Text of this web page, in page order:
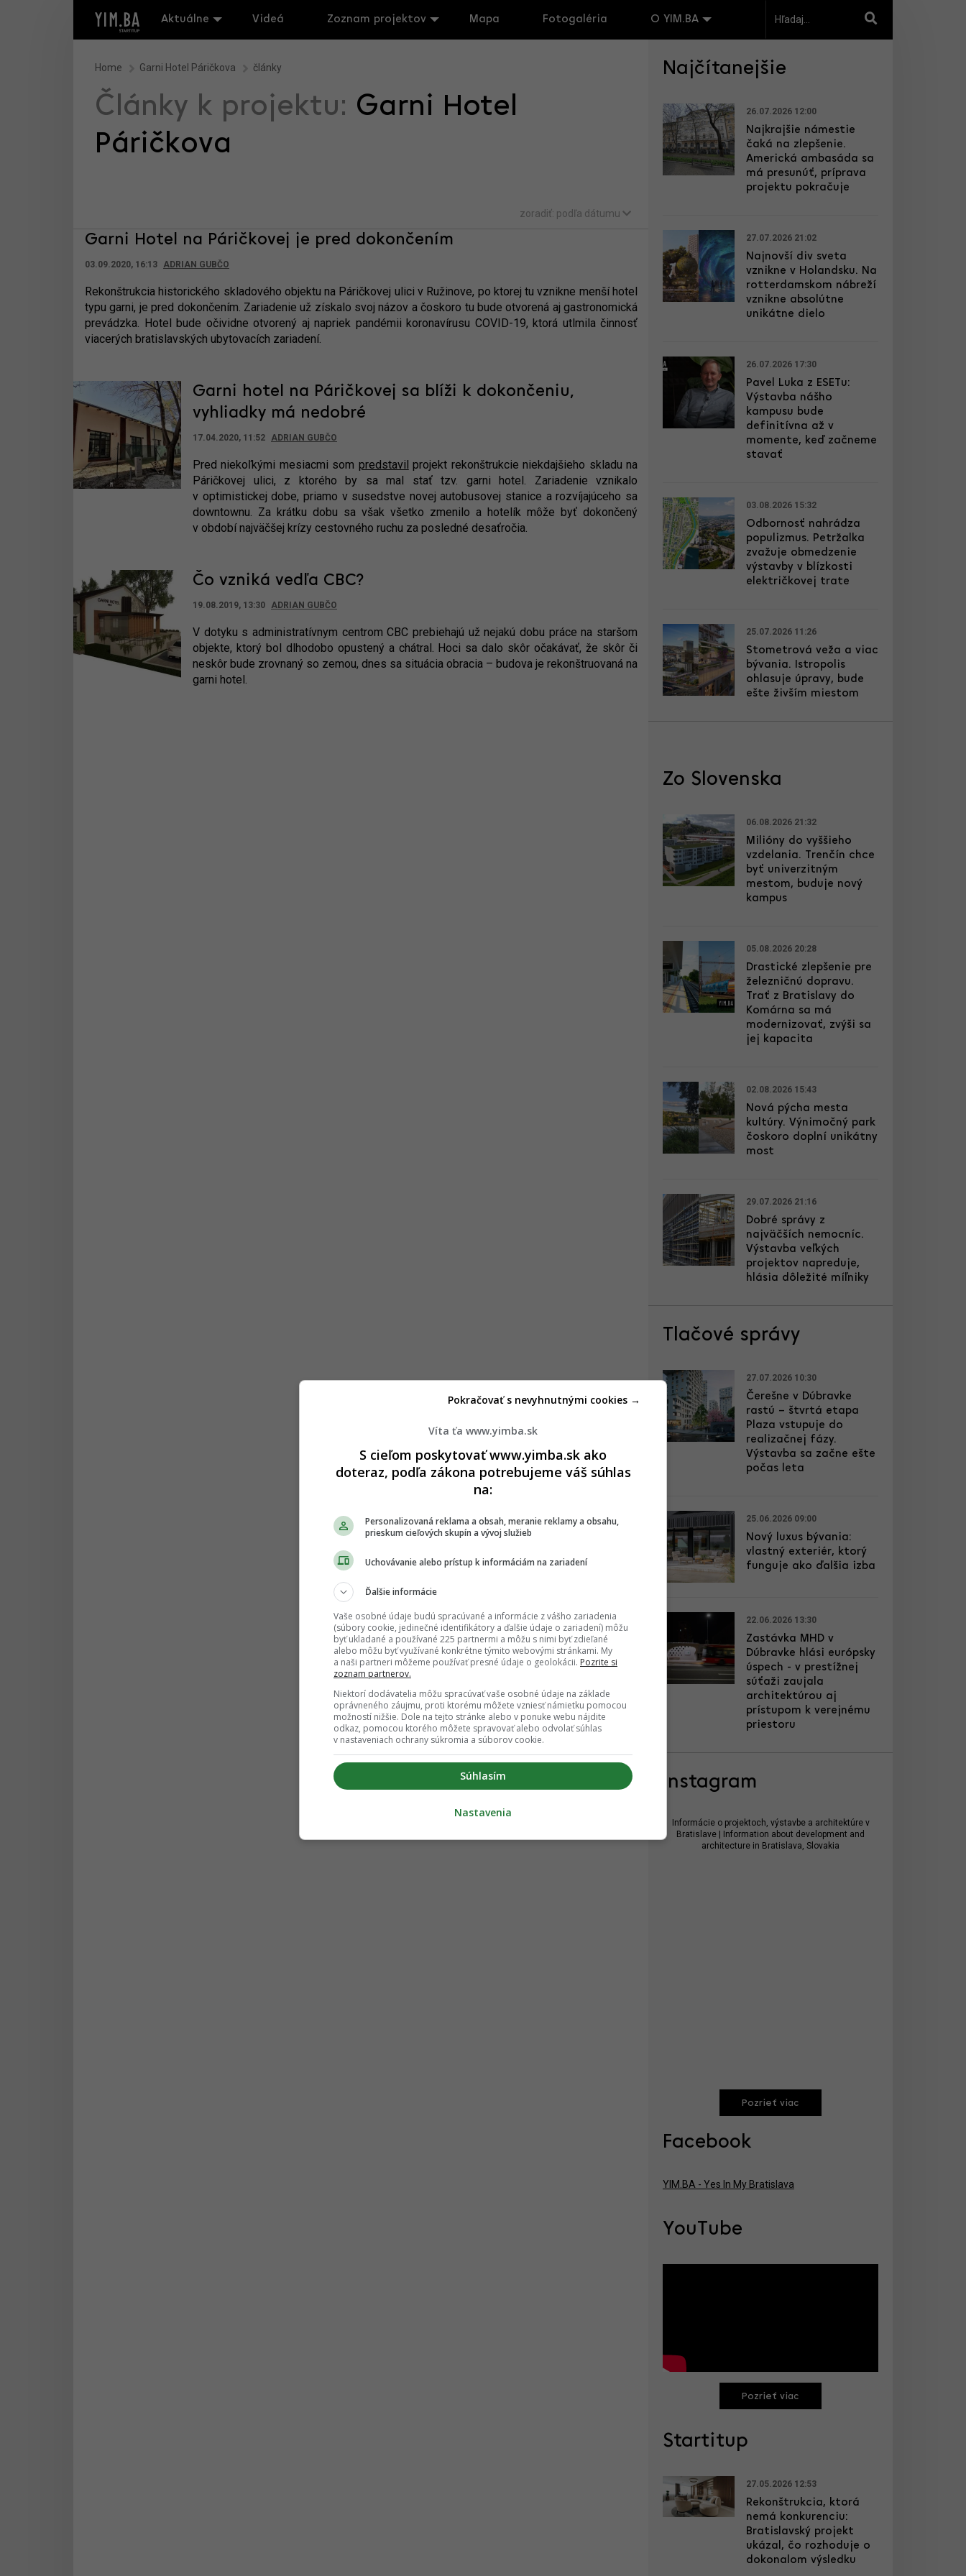
Aktuálne Videá Zoznam projektov Mapa Fotogaléria O YIM.BA
Home Garni Hotel Páričkova články
Články k projektu: Garni Hotel
Páričkova
zoradiť: podľa dátumu
Garni Hotel na Páričkovej je pred dokončením
03.09.2020, 16:13 ADRIAN GUBČO
Rekonštrukcia historického skladového objektu na Páričkovej ulici v Ružinove, po ktorej tu vznikne menší hotel
typu garni, je pred dokončením. Zariadenie už získalo svoj názov a čoskoro tu bude otvorená aj gastronomická
prevádzka. Hotel bude očividne otvorený aj napriek pandémii koronavírusu COVID-19, ktorá utlmila činnosť
viacerých bratislavských ubytovacích zariadení.
Garni hotel na Páričkovej sa blíži k dokončeniu,
vyhliadky má nedobré
17.04.2020, 11:52 ADRIAN GUBČO
Pred niekoľkými mesiacmi som predstavil projekt rekonštrukcie niekdajšieho skladu na
Páričkovej ulici, z ktorého by sa mal stať tzv. garni hotel. Zariadenie vznikalo
v optimistickej dobe, priamo v susedstve novej autobusovej stanice a rozvíjajúceho sa
downtownu. Za krátku dobu sa však všetko zmenilo a hotelík môže byť dokončený
v období najväčšej krízy cestovného ruchu za posledné desaťročia.
Čo vzniká vedľa CBC?
19.08.2019, 13:30 ADRIAN GUBČO
V dotyku s administratívnym centrom CBC prebiehajú už nejakú dobu práce na staršom
objekte, ktorý bol dlhodobo opustený a chátral. Hoci sa dalo skôr očakávať, že skôr či
neskôr bude zrovnaný so zemou, dnes sa situácia obracia – budova je rekonštruovaná na
garni hotel.
Najčítanejšie
26.07.2026 12:00
Najkrajšie námestie
čaká na zlepšenie.
Americká ambasáda sa
má presunúť, príprava
projektu pokračuje
27.07.2026 21:02
Najnovší div sveta
vznikne v Holandsku. Na
rotterdamskom nábreží
vznikne absolútne
unikátne dielo
26.07.2026 17:30
Pavel Luka z ESETu:
Výstavba nášho
kampusu bude
definitívna až v
momente, keď začneme
stavať
03.08.2026 15:32
Odbornosť nahrádza
populizmus. Petržalka
zvažuje obmedzenie
výstavby v blízkosti
električkovej trate
25.07.2026 11:26
Stometrová veža a viac
bývania. Istropolis
ohlasuje úpravy, bude
ešte živším miestom
Zo Slovenska
06.08.2026 21:32
Milióny do vyššieho
vzdelania. Trenčín chce
byť univerzitným
mestom, buduje nový
kampus
05.08.2026 20:28
Drastické zlepšenie pre
železničnú dopravu.
Trať z Bratislavy do
Komárna sa má
modernizovať, zvýši sa
jej kapacita
02.08.2026 15:43
Nová pýcha mesta
kultúry. Výnimočný park
čoskoro doplní unikátny
most
29.07.2026 21:16
Dobré správy z
najväčších nemocníc.
Výstavba veľkých
projektov napreduje,
hlásia dôležité míľniky
Tlačové správy
27.07.2026 10:30
Čerešne v Dúbravke
rastú – štvrtá etapa
Plaza vstupuje do
realizačnej fázy.
Výstavba sa začne ešte
počas leta
25.06.2026 09:00
Nový luxus bývania:
vlastný exteriér, ktorý
funguje ako ďalšia izba
22.06.2026 13:30
Zastávka MHD v
Dúbravke hlási európsky
úspech - v prestížnej
súťaži zaujala
architektúrou aj
prístupom k verejnému
priestoru
Instagram
Informácie o projektoch, výstavbe a architektúre v
Bratislave | Information about development and
architecture in Bratislava, Slovakia
Pozrieť viac
Facebook
YIM.BA - Yes In My Bratislava
YouTube
Pozrieť viac
Startitup
27.05.2026 12:53
Rekonštrukcia, ktorá
nemá konkurenciu:
Bratislavský projekt
ukázal, čo rozhoduje o
dokonalom výsledku
Víta ťa www.yimba.sk
S cieľom poskytovať www.yimba.sk ako
doteraz, podľa zákona potrebujeme váš súhlas
na:
Personalizovaná reklama a obsah, meranie reklamy a obsahu,
prieskum cieľových skupín a vývoj služieb
Uchovávanie alebo prístup k informáciám na zariadení
Ďalšie informácie
Vaše osobné údaje budú spracúvané a informácie z vášho zariadenia
(súbory cookie, jedinečné identifikátory a ďalšie údaje o zariadení) môžu
byť ukladané a používané 225 partnermi a môžu s nimi byť zdieľané
alebo môžu byť využívané konkrétne týmito webovými stránkami. My
a naši partneri môžeme používať presné údaje o geolokácii. Pozrite si
zoznam partnerov.
Niektorí dodávatelia môžu spracúvať vaše osobné údaje na základe
oprávneného záujmu, proti ktorému môžete vzniesť námietku pomocou
možností nižšie. Dole na tejto stránke alebo v ponuke webu nájdite
odkaz, pomocou ktorého môžete spravovať alebo odvolať súhlas
v nastaveniach ochrany súkromia a súborov cookie.
Súhlasím
Pokračovať s nevyhnutnými cookies →
Nastavenia